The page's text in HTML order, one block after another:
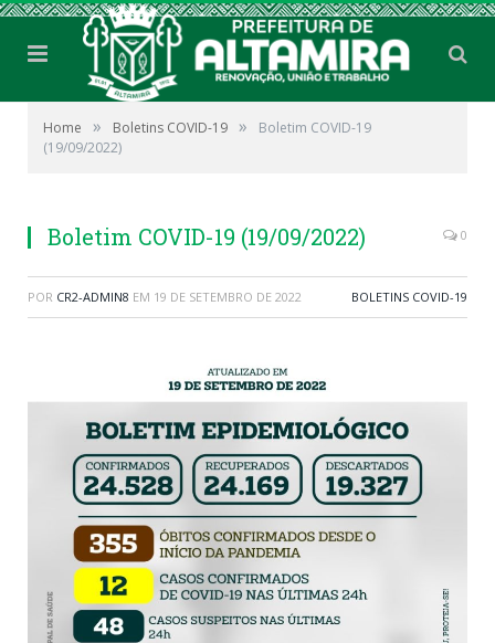
Home » Boletins COVID-19 »
Boletim COVID-19
(19/09/2022)
Boletim COVID-19 (19/09/2022) 0
POR CR2-ADMIN8 EM 19 DE SETEMBRO DE 2022 BOLETINS COVID-19